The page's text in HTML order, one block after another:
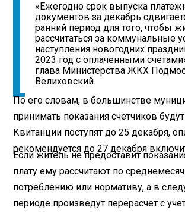
«Ежегодно срок выпуска
документов за декабрь
ранний период для того, чтобы
рассчитаться за коммунальные
наступления новогодних
2023 год с оплаченными
глава Министерства ЖКХ
Велиховский.
По его словам, в большинстве
принимать показания счетчиков
Квитанции поступят до 25 декабря,
рекомендуется до 27 декабря
Если житель не предоставит
плату ему рассчитают по
потреблению или нормативу, а в
периоде произведут перерасчет с